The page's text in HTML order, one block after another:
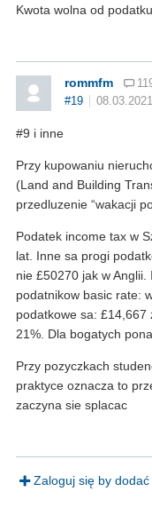
Kwota wolna od
rommfm
#19
#9 i inne
Przy kupowaniu
(Land and Building
przedluzenie “wakacji
Podatek income tax w
lat. Inne sa progi
nie £50270 jak w
podatnikow basic rate:
podatkowe sa: £14,667
21%. Dla bogatych
Przy pozyczkach
praktyce oznacza to
zaczyna sie splacac
Zaloguj się by